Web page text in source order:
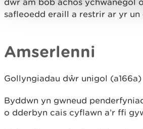
dŵr am bob achos ychwanegol
safleoedd eraill a restrir ar yr un
Amserlenni
Gollyngiadau dŵr unigol (a166a)
Byddwn yn gwneud
o dderbyn cais cyflawn a’r ffi